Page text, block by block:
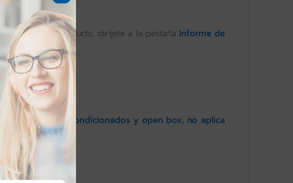
del producto, diríjete a la pestaña Informe de
reacondicionados y open box, no aplica